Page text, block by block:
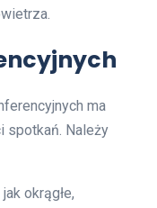
ma
spotkań. Należy
okrągłe,